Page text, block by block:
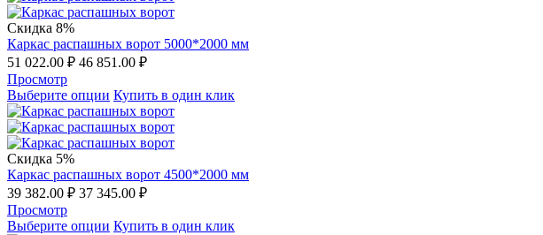
Скидка 8%
Каркас распашных ворот 5000*2000 мм
51 022.00 ₽ 46 851.00 ₽
Просмотр
Выберите опции Купить в один клик
Скидка 5%
Каркас распашных ворот 4500*2000 мм
39 382.00 ₽ 37 345.00 ₽
Просмотр
Выберите опции Купить в один клик